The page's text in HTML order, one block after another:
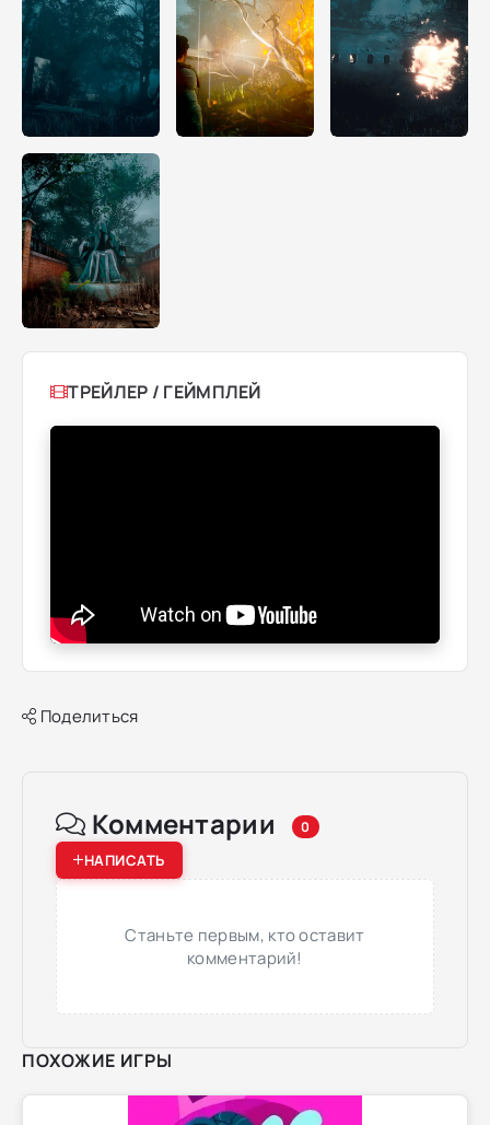
ТРЕЙЛЕР / ГЕЙМПЛЕЙ
Поделиться
Комментарии 0
НАПИСАТЬ
Станьте первым, кто оставит
комментарий!
ПОХОЖИЕ ИГРЫ